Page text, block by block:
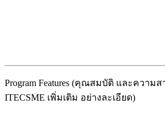
Program Features (คุณสมบัติ และความ
ITECSME เพิ่มเติม อย่างละเอียด)